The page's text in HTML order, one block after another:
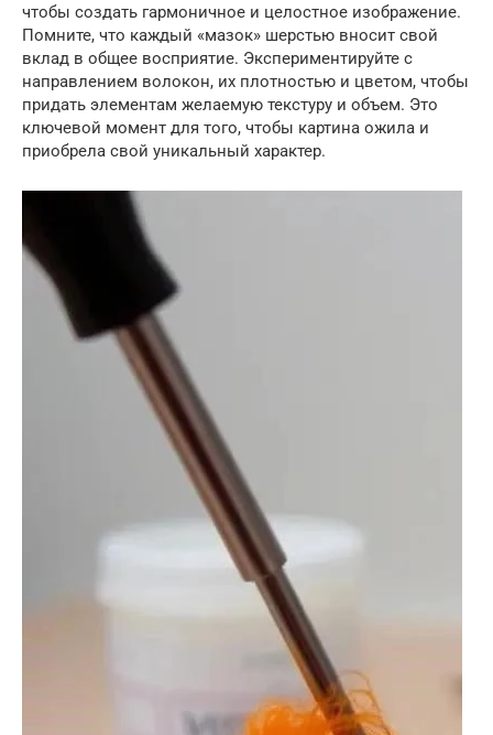
чтобы создать гармоничное и целостное изображение.
Помните, что каждый «мазок» шерстью вносит свой
вклад в общее восприятие. Экспериментируйте с
направлением волокон, их плотностью и цветом, чтобы
придать элементам желаемую текстуру и объем. Это
ключевой момент для того, чтобы картина ожила и
приобрела свой уникальный характер.